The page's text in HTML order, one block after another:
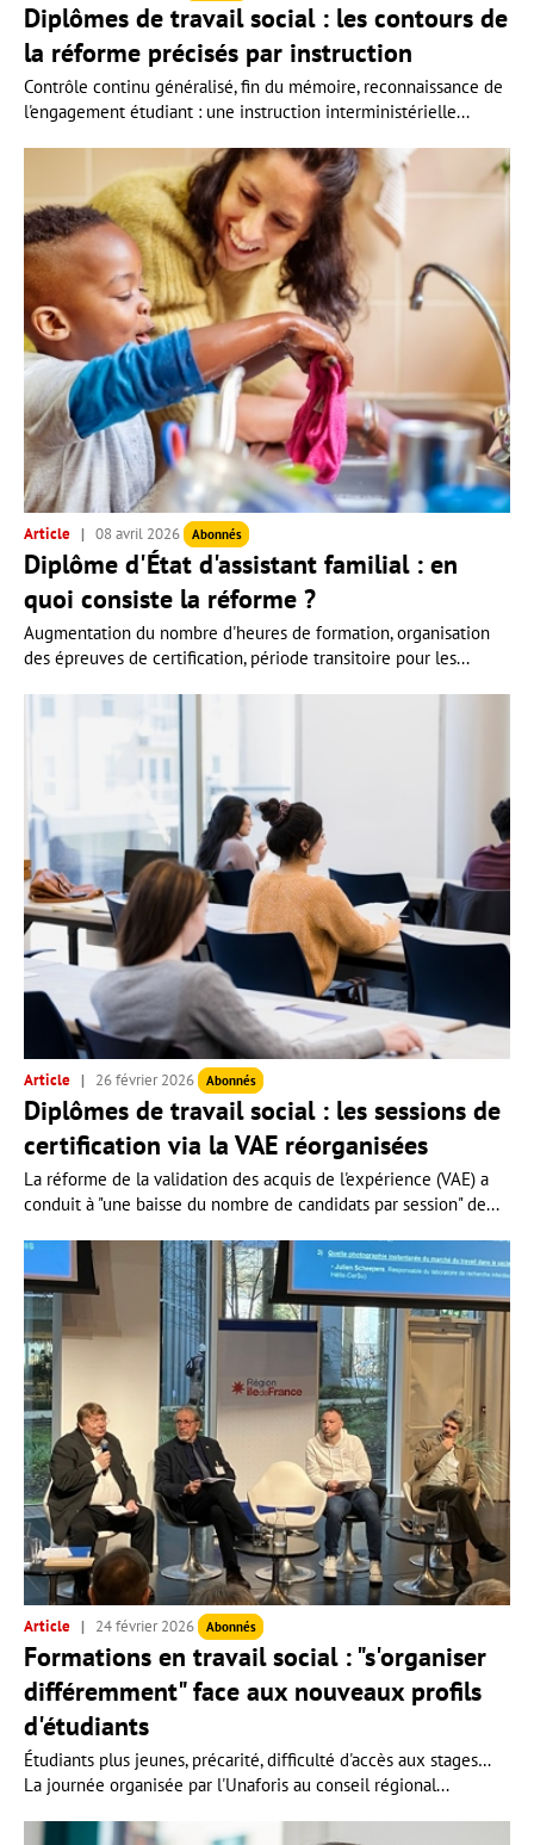
Diplômes de travail social : les contours de
la réforme précisés par instruction
Contrôle continu généralisé, fin du mémoire, reconnaissance de
l'engagement étudiant : une instruction interministérielle...
Article 08 avril 2026 Abonnés
Diplôme d'État d'assistant familial : en
quoi consiste la réforme ?
Augmentation du nombre d'heures de formation, organisation
des épreuves de certification, période transitoire pour les...
Article 26 février 2026 Abonnés
Diplômes de travail social : les sessions de
certification via la VAE réorganisées
La réforme de la validation des acquis de l'expérience (VAE) a
conduit à "une baisse du nombre de candidats par session" de...
Article 24 février 2026 Abonnés
Formations en travail social : "s'organiser
différemment" face aux nouveaux profils
d'étudiants
Étudiants plus jeunes, précarité, difficulté d'accès aux stages…
La journée organisée par l'Unaforis au conseil régional...